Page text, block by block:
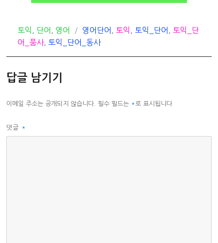
카
테
토익 , 단어 , 영어
태
그
영어단어 , 토익 , 토익_단어 , 토익_단
어_품사, 토익_단어_동사
답글 남기기
이메일 주소는 공개되지 않습니다. 필수 필드는 *로 표시됩니다
댓글 *